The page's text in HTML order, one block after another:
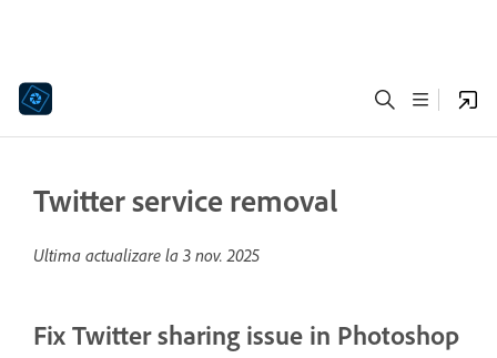
Twitter service removal
Ultima actualizare la 3 nov. 2025
Fix Twitter sharing issue in Photoshop